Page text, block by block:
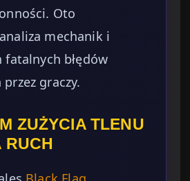
Oto
mechanik i
fatalnych błędów
graczy.
ZUŻYCIA TLENU
RUCH